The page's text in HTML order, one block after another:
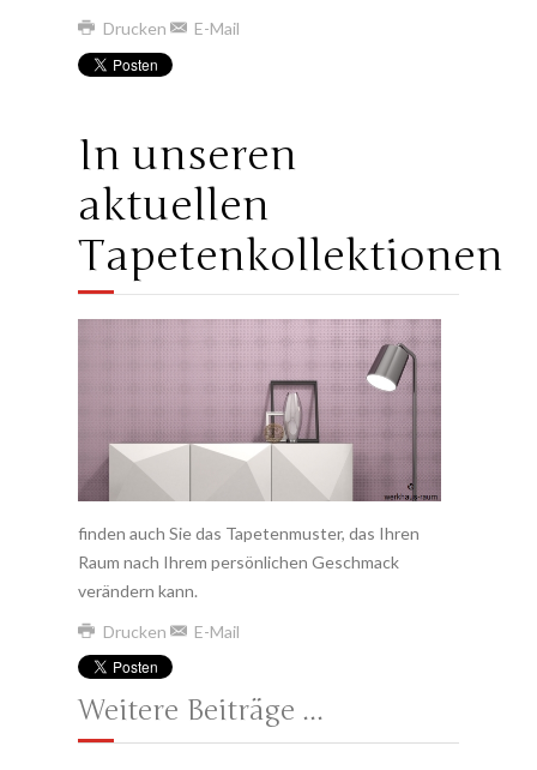
Drucken
E-Mail
In unseren
aktuellen
Tapetenkollektionen
finden auch Sie das Tapetenmuster, das Ihren
Raum nach Ihrem persönlichen Geschmack
verändern kann.
Drucken
E-Mail
Weitere Beiträge ...